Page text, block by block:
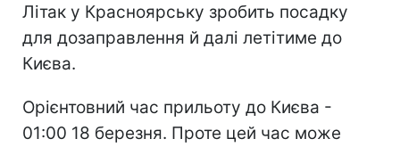
Літак у Красноярську зробить посадку
для дозаправлення й далі летітиме до
Києва.
Орієнтовний час прильоту до Києва -
01:00 18 березня. Проте цей час може